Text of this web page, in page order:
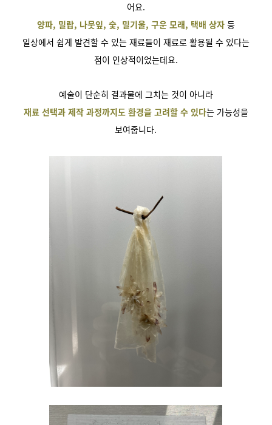
어요.
양파, 밀랍, 나뭇잎, 숯, 밀기울, 구운 모래, 택배 상자 등
일상에서 쉽게 발견할 수 있는 재료들이 재료로 활용될 수 있다는
점이 인상적이었는데요.
예술이 단순히 결과물에 그치는 것이 아니라
재료 선택과 제작 과정까지도 환경을 고려할 수 있다는 가능성을
보여줍니다.